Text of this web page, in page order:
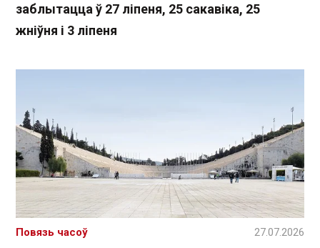
заблытацца ў 27 ліпеня, 25 сакавіка, 25
жніўня і 3 ліпеня
Повязь часоў 27.07.2026